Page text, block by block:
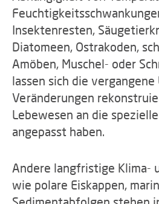
Insektenresten,
Diatomeen, Ostrakoden,
Amöben, Muschel- oder
lassen sich die
Veränderungen
Lebewesen an die
angepasst haben.
Andere langfristige Klima-
wie polare Eiskappen,